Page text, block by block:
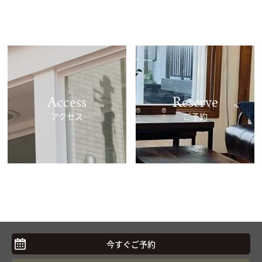
Access
アクセス
Reserve
ご予約
今すぐご予約